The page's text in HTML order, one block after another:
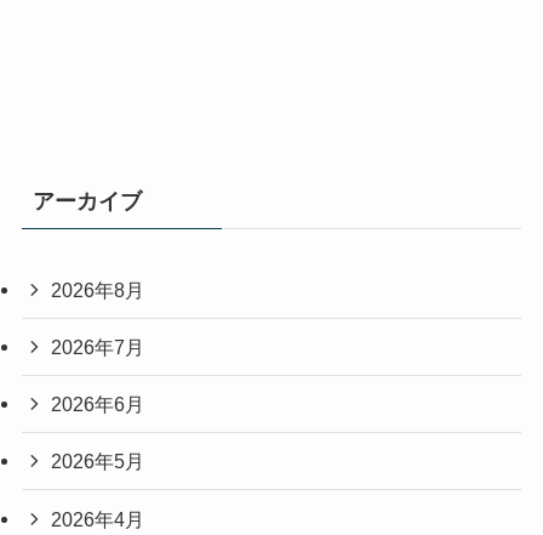
アーカイブ
2026年8月
2026年7月
2026年6月
2026年5月
2026年4月